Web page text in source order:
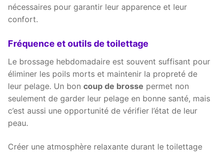
nécessaires pour garantir leur apparence et leur
confort.
Fréquence et outils de toilettage
Le brossage hebdomadaire est souvent suffisant pour
éliminer les poils morts et maintenir la propreté de
leur pelage. Un bon coup de brosse permet non
seulement de garder leur pelage en bonne santé, mais
c’est aussi une opportunité de vérifier l’état de leur
peau.
Créer une atmosphère relaxante durant le toilettage